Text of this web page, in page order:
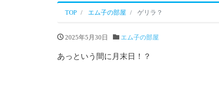
TOP エム子の部屋 ゲリラ？
2025年5月30日 エム子の部屋
あっという間に月末日！？